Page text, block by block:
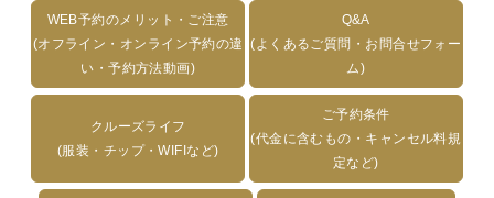
WEB予約のメリット・ご注意
(オフライン・オンライン予約の違
い・予約方法動画)
Q&A
(よくあるご質問・お問合せフォー
ム)
クルーズライフ
(服装・チップ・WIFIなど)
ご予約条件
(代金に含むもの・キャンセル料規
定など)